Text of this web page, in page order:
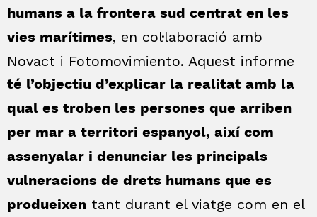
humans a la frontera sud centrat en les
vies marítimes, en col·laboració amb
Novact i Fotomovimiento. Aquest informe
té l’objectiu d’explicar la realitat amb la
qual es troben les persones que arriben
per mar a territori espanyol, així com
assenyalar i denunciar les principals
vulneracions de drets humans que es
produeixen tant durant el viatge com en el